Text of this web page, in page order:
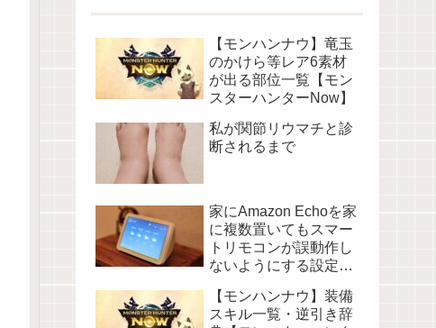
【モンハンナウ】竜玉
のかけら等レア6素材
が出る部位一覧【モン
スターハンターNow】
私が関節リウマチと診
断されるまで
家にAmazon Echoを家
に複数置いてもスマー
トリモコンが誤動作し
ないようにする設定に
【モンハンナウ】装備
スキル一覧・逆引き辞